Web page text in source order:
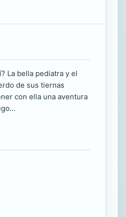
La bella pediatra y el
de sus tiernas
con ella una aventura